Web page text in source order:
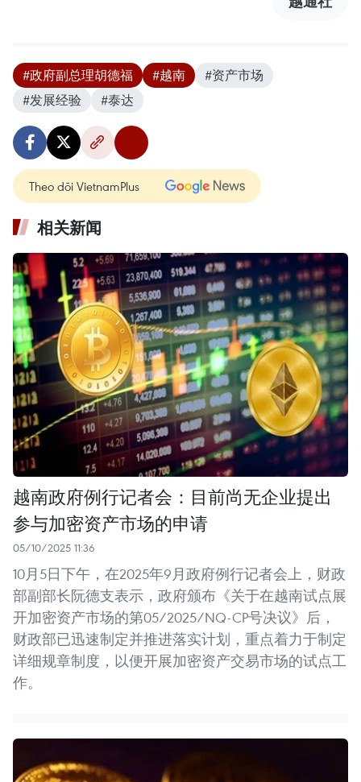
#政府副总理胡德福 #越南
#资产市场
#发展经验
#泰达
Theo dõi VietnamPlus
相关新闻
越南政府例行记者会：目前尚无企业提出
参与加密资产市场的申请
05/10/2025 11:36
10月5日下午，在2025年9月政府例行记者会上，财政
部副部长阮德支表示，政府颁布《关于在越南试点展
开加密资产市场的第05/2025/NQ-CP号决议》后，
财政部已迅速制定并推进落实计划，重点着力于制定
详细规章制度，以便开展加密资产交易市场的试点工
作。